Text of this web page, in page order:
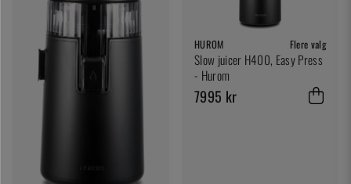
HUROM Flere valg
Slow juicer H400, Easy Press
- Hurom
7995 kr